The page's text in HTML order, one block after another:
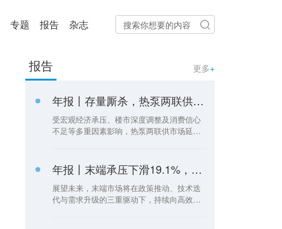
专题 报告 杂志
报告 更多+
年报丨存量厮杀，热泵两联供市场骤降15.7%
受宏观经济承压、楼市深度调整及消费信心
不足等多重因素影响，热泵两联供市场延续
年报丨末端承压下滑19.1%，天加逆势领跑
展望未来，末端市场将在政策推动、技术迭
代与需求升级的三重驱动下，持续向高效、